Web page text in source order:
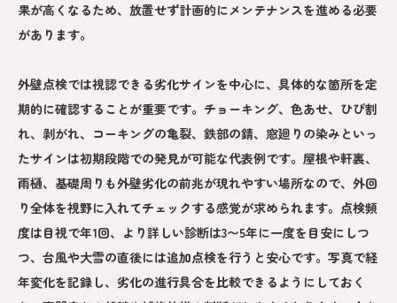
果が高くなるため、放置せず計画的にメンテナンスを進める必要
があります。
外壁点検では視認できる劣化サインを中心に、具体的な箇所を定
期的に確認することが重要です。チョーキング、色あせ、ひび割
れ、剥がれ、コーキングの亀裂、鉄部の錆、窓廻りの染みといっ
たサインは初期段階での発見が可能な代表例です。屋根や軒裏、
雨樋、基礎周りも外壁劣化の前兆が現れやすい場所なので、外回
り全体を視野に入れてチェックする感覚が求められます。点検頻
度は目視で年1回、より詳しい診断は3〜5年に一度を目安にしつ
つ、台風や大雪の直後には追加点検を行うと安心です。写真で経
年変化を記録し、劣化の進行具合を比較できるようにしておく